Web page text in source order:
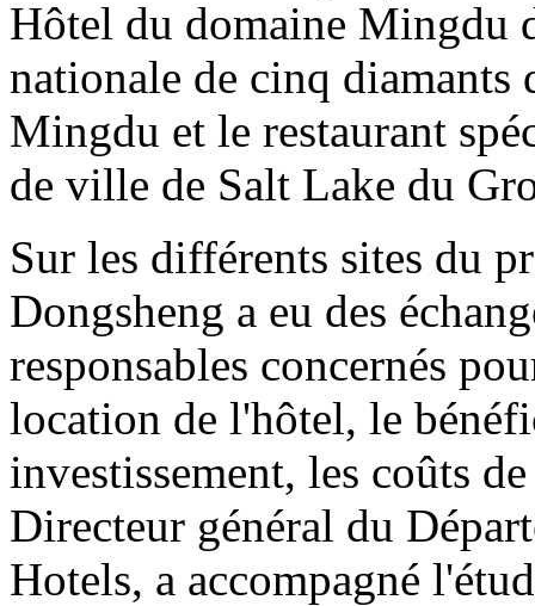
Hôtel du domaine Mingdu
nationale de cinq
Mingdu et le restaurant
de ville de Salt Lake du
Sur les différents sites du
Dongsheng a eu des
responsables concernés
location de l'hôtel, le
investissement, les coûts
Directeur général du
Hotels, a accompagné